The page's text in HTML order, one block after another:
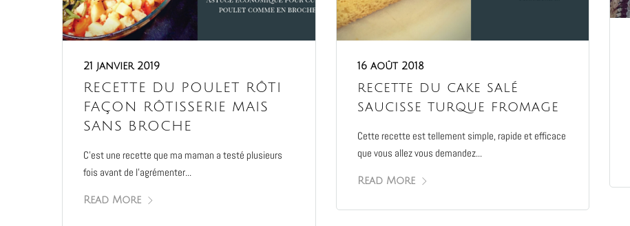
21 janvier 2019
RECETTE DU POULET RÔTI
FAÇON RÔTISSERIE MAIS
SANS BROCHE
C’est une recette que ma maman a testé plusieurs
fois avant de l’agrémenter...
Read More
16 août 2018
recette du cake salé
saucisse turque fromage
Cette recette est tellement simple, rapide et efficace
que vous allez vous demandez...
Read More